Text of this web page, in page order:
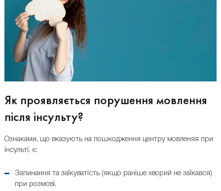
Як проявляється порушення мовлення
після інсульту?
Ознаками, що вказують на пошкодження центру мовленяя при
інсульті, є:
Запинання та заїкуватість (якщо раніше хворий не заїкався)
при розмові.